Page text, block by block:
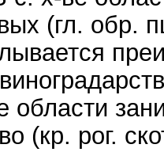
(гл. обр.
области
(кр. рог.